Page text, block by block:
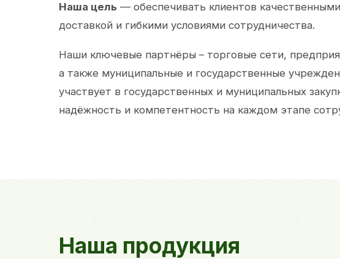
Наша цель — обеспечивать клиентов
доставкой и гибкими условиями сотрудничества.
Наши ключевые партнёры – торговые сети,
а также муниципальные и государственные
участвует в государственных и муниципальных
надёжность и компетентность на каждом этапе
Наша продукция